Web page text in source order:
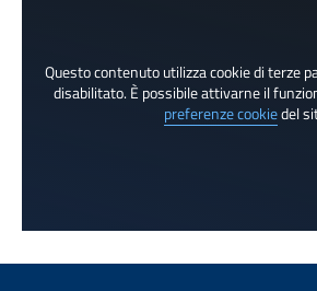
Questo contenuto utilizza cookie di terze
disabilitato. È possibile attivarne il
preferenze cookiedel